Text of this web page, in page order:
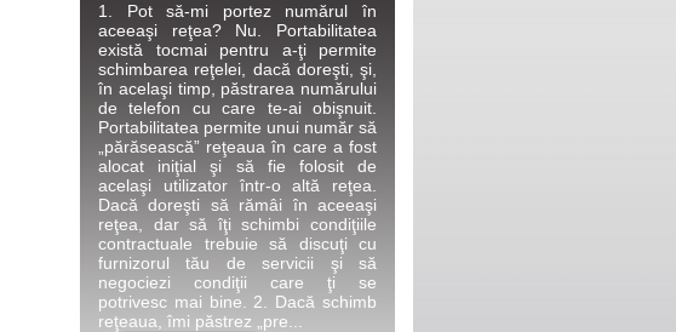
1. Pot să-mi portez numărul în
aceeaşi reţea? Nu. Portabilitatea
există tocmai pentru a-ţi permite
schimbarea reţelei, dacă doreşti, şi,
în acelaşi timp, păstrarea numărului
de telefon cu care te-ai obişnuit.
Portabilitatea permite unui număr să
„părăsească” reţeaua în care a fost
alocat iniţial şi să fie folosit de
acelaşi utilizator într-o altă reţea.
Dacă doreşti să rămâi în aceeaşi
reţea, dar să îţi schimbi condiţiile
contractuale trebuie să discuţi cu
furnizorul tău de servicii şi să
negociezi condiţii care ţi se
potrivesc mai bine. 2. Dacă schimb
reţeaua, îmi păstrez „pre...